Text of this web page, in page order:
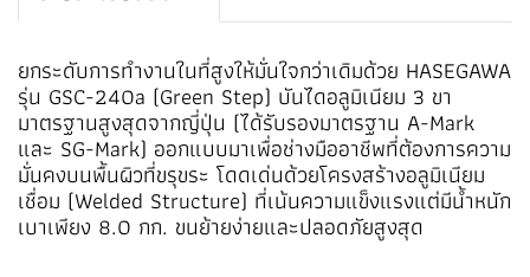
ยกระดับการทำงานในที่สูงให้มั่นใจกว่าเดิมด้วย HASEGAWA
รุ่น GSC-240a (Green Step) บันไดอลูมิเนียม 3 ขา
มาตรฐานสูงสุดจากญี่ปุ่น (ได้รับรองมาตรฐาน A-Mark
และ SG-Mark) ออกแบบมาเพื่อช่างมืออาชีพที่ต้องการความ
มั่นคงบนพื้นผิวที่ขรุขระ โดดเด่นด้วยโครงสร้างอลูมิเนียม
เชื่อม (Welded Structure) ที่เน้นความแข็งแรงแต่มีน้ำหนัก
เบาเพียง 8.0 กก. ขนย้ายง่ายและปลอดภัยสูงสุด